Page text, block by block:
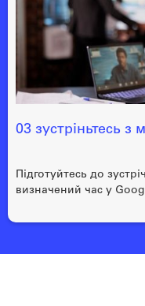
03 зустріньтесь
Підготуйтесь до
визначений час у